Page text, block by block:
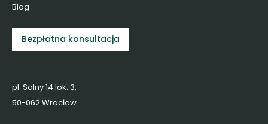
Blog
Bezpłatna konsultacja
pl. Solny 14 lok. 3,
50-062 Wrocław